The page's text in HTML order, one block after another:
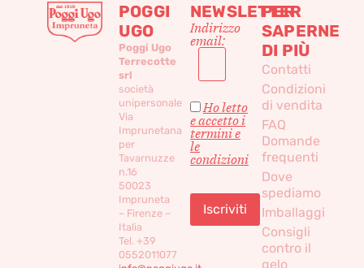
POGGI
UGO
Poggi Ugo
Terrecotte
srl
società
unipersonale
Via
Imprunetana
per
Tavarnuzze
n.16
50023
Impruneta
– Firenze –
Italia
Tel. +39
0552011077
NEWSLETTER
Indirizzo
email:
Ho letto
e accetto i
termini e
le
condizioni
PER
SAPERNE
DI PIÙ
Contatti
Condizioni
di vendita
FAQ
Domande
frequenti
Dove
spediamo
Imballaggi
Consigli
contro il
gelo